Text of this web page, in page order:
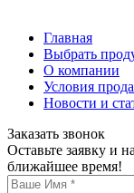
Главная
Выбрать
О компании
Условия
Новости и
Заказать звонок
Оставьте заявку и
ближайшее время!